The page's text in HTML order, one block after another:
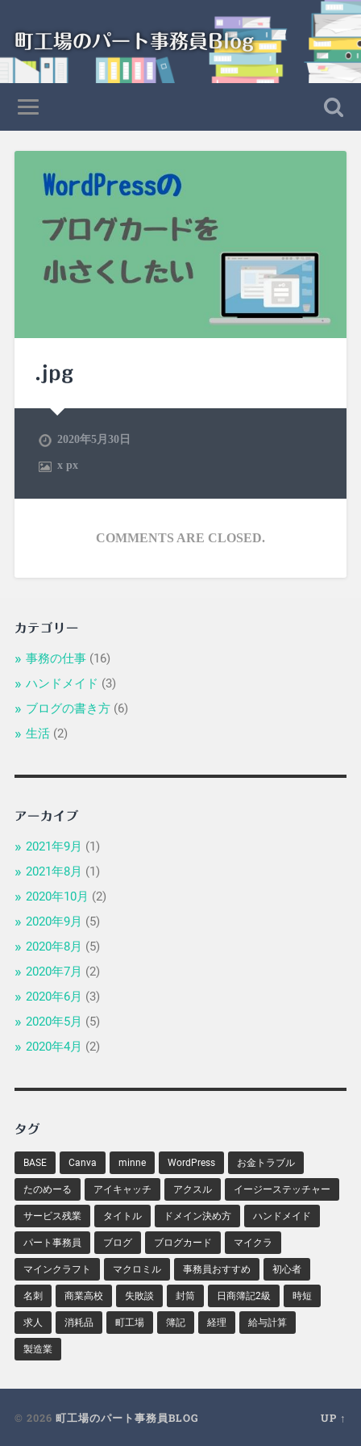
町工場のパート事務員Blog
.jpg
2020年5月30日
xpx
COMMENTS ARE CLOSED.
カテゴリー
事務の仕事(16)
ハンドメイド (3)
ブログの書き方(6)
生活(2)
アーカイブ
2021年9月 (1)
2021年8月 (1)
2020年10月 (2)
2020年9月 (5)
2020年8月 (5)
2020年7月 (2)
2020年6月 (3)
2020年5月 (5)
2020年4月 (2)
タグ
BASE Canva minne WordPress お金トラブル
たのめーる アイキャッチ アクスル イージーステッチャー
サービス残業 タイトル ドメイン決め方 ハンドメイド
パート事務員 ブログ ブログカード マイクラ
マインクラフト マクロミル 事務員おすすめ 初心者
名刺 商業高校 失敗談 封筒 日商簿記2級 時短
求人 消耗品 町工場 簿記 経理 給与計算
製造業
© 2026 町工場のパート事務員BLOG UP ↑